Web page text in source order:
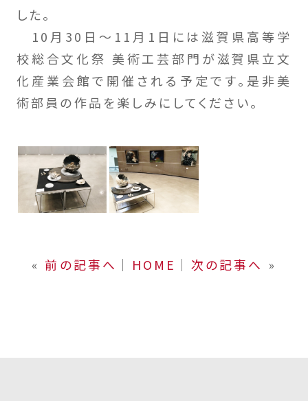
した。
10月30日～11月1日には滋賀県高等学
校総合文化祭 美術工芸部門が滋賀県立文
化産業会館で開催される予定です。是非美
術部員の作品を楽しみにしてください。
« 前の記事へ │ HOME │ 次の記事へ »